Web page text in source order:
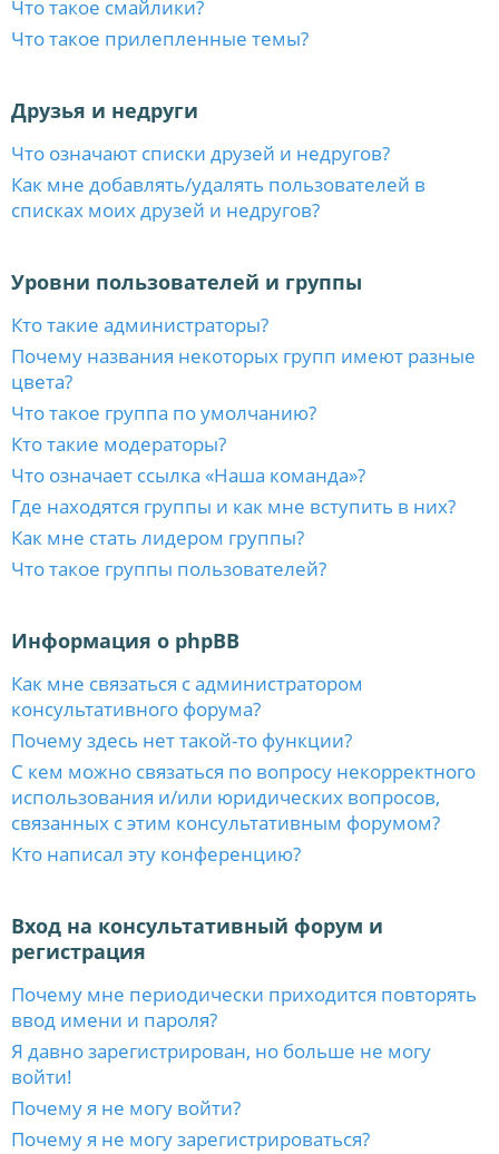
Что такое смайлики?
Что такое прилепленные темы?
Друзья и недруги
Что означают списки друзей и недругов?
Как мне добавлять/удалять пользователей в
списках моих друзей и недругов?
Уровни пользователей и группы
Кто такие администраторы?
Почему названия некоторых групп имеют разные
цвета?
Что такое группа по умолчанию?
Кто такие модераторы?
Что означает ссылка «Наша команда»?
Где находятся группы и как мне вступить в них?
Как мне стать лидером группы?
Что такое группы пользователей?
Информация о phpBB
Как мне связаться с администратором
консультативного форума?
Почему здесь нет такой-то функции?
С кем можно связаться по вопросу некорректного
использования и/или юридических вопросов,
связанных с этим консультативным форумом?
Кто написал эту конференцию?
Вход на консультативный форум и
регистрация
Почему мне периодически приходится повторять
ввод имени и пароля?
Я давно зарегистрирован, но больше не могу
войти!
Почему я не могу войти?
Почему я не могу зарегистрироваться?